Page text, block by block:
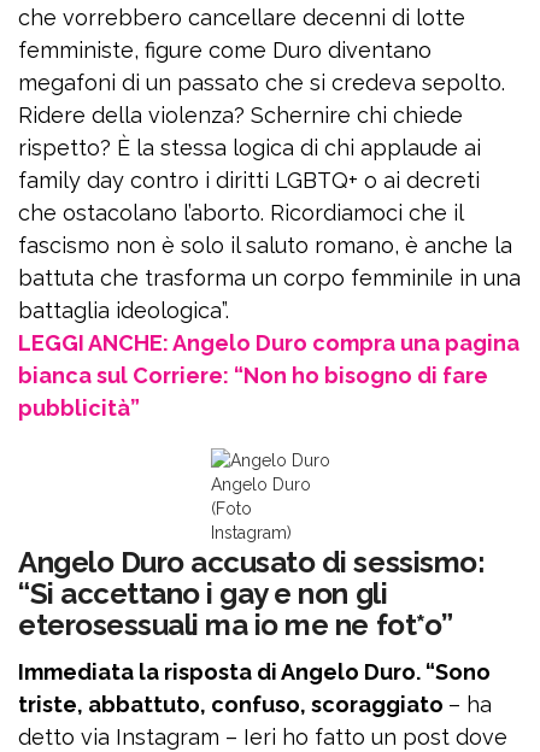
che vorrebbero cancellare decenni di lotte
femministe, figure come Duro diventano
megafoni di un passato che si credeva sepolto.
Ridere della violenza? Schernire chi chiede
rispetto? È la stessa logica di chi applaude ai
family day contro i diritti LGBTQ+ o ai decreti
che ostacolano l’aborto. Ricordiamoci che il
fascismo non è solo il saluto romano, è anche la
battuta che trasforma un corpo femminile in una
battaglia ideologica”.
LEGGI ANCHE: Angelo Duro compra una pagina
bianca sul Corriere: “Non ho bisogno di fare
pubblicità”
Angelo Duro
(Foto
Instagram)
Angelo Duro accusato di sessismo:
“Si accettano i gay e non gli
eterosessuali ma io me ne fot*o”
Immediata la risposta di Angelo Duro. “Sono
triste, abbattuto, confuso, scoraggiato – ha
detto via Instagram – Ieri ho fatto un post dove